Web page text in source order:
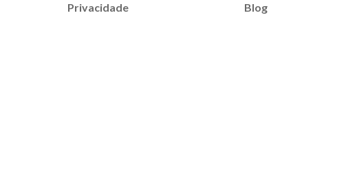
Privacidade
Blog